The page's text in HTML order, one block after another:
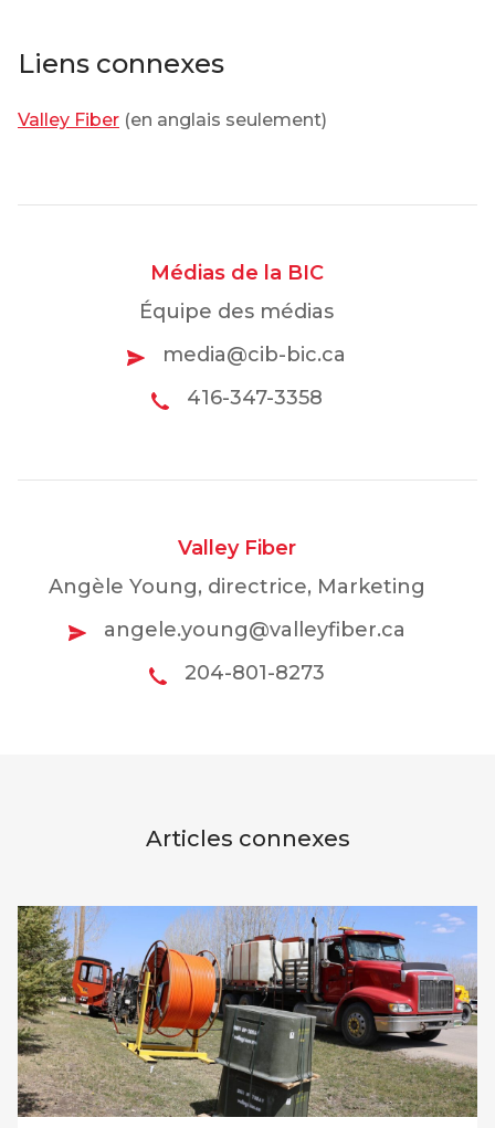
Liens connexes
Valley Fiber (en anglais seulement)
Médias de la BIC
Équipe des médias
media@cib-bic.ca
416-347-3358
Valley Fiber
Angèle Young, directrice, Marketing
angele.young@valleyfiber.ca
204-801-8273
Articles connexes